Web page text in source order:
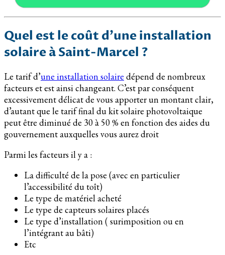
Quel est le coût d’une installation
solaire à Saint-Marcel ?
Le tarif d’une installation solaire dépend de nombreux
facteurs et est ainsi changeant. C’est par conséquent
excessivement délicat de vous apporter un montant clair,
d’autant que le tarif final du kit solaire photovoltaique
peut être diminué de 30 à 50 % en fonction des aides du
gouvernement auxquelles vous aurez droit
Parmi les facteurs il y a :
La difficulté de la pose (avec en particulier
l’accessibilité du toît)
Le type de matériel acheté
Le type de capteurs solaires placés
Le type d’installation ( surimposition ou en
l’intégrant au bâti)
Etc